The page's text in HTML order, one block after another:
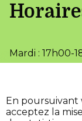
Mardi : 17h00-
•
Mentions légales •
En poursuivant
acceptez la